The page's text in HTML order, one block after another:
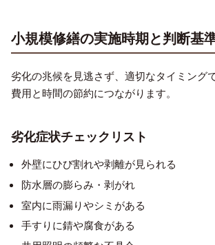
小規模修繕の実施時期と判断基
劣化の兆候を見逃さず、適切なタイミング
費用と時間の節約につながります。
劣化症状チェックリスト
外壁にひび割れや剥離が見られる
防水層の膨らみ・剥がれ
室内に雨漏りやシミがある
手すりに錆や腐食がある